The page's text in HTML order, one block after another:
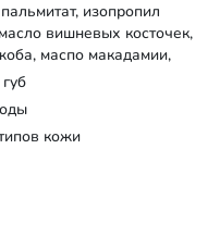
изопропил
вишневых косточек,
маспо макадамии,
сквалан, масло какао,
Е, вода
п-анисовая кислота,
глицерин, октилдодеканол,
вишня, СІ
состав
кожи